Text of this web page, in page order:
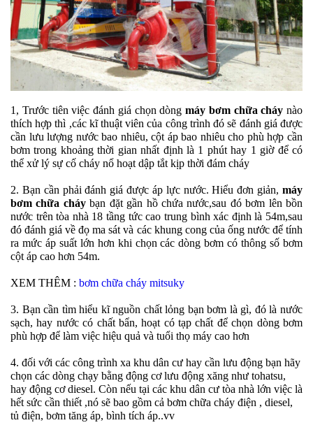
1, Trước tiên việc đánh giá chọn dòng máy bơm chữa cháy nào
thích hợp thì ,các kĩ thuật viên của công trình đó sẽ đánh giá được
cần lưu lượng nước bao nhiêu, cột áp bao nhiêu cho phù hợp cần
bơm trong khoảng thời gian nhất định là 1 phút hay 1 giờ để có
thể xử lý sự cố cháy nổ hoạt dập tắt kịp thời đám cháy
2. Bạn cần phải đánh giá được áp lực nước. Hiểu đơn giản, máy
bơm chữa cháybạn đặt gần hồ chứa nước,sau đó bơm lên bồn
nước trên tòa nhà 18 tầng tức cao trung bình xác định là 54m,sau
đó đánh giá về đọ ma sát và các khung cong của ống nước để tính
ra mức áp suất lớn hơn khi chọn các dòng bơm có thông số bơm
cột áp cao hơn 54m.
XEM THÊM : bơm chữa cháy mitsuky
3. Bạn cần tìm hiểu kĩ nguồn chất lỏng bạn bơm là gì, đó là nước
sạch, hay nước có chất bẩn, hoạt có tạp chất để chọn dòng bơm
phù hợp để làm việc hiệu quả và tuổi thọ máy cao hơn
4. đối với các công trình xa khu dân cư hay cần lưu động bạn hãy
chọn các dòng chạy bằng động cơ lưu động xăng như tohatsu,
hay động cơ diesel. Còn nếu tại các khu dân cư tòa nhà lớn việc là
hết sức cần thiết ,nó sẽ bao gồm cả bơm chữa cháy điện , diesel,
tủ điện, bơm tăng áp, bình tích áp..vv